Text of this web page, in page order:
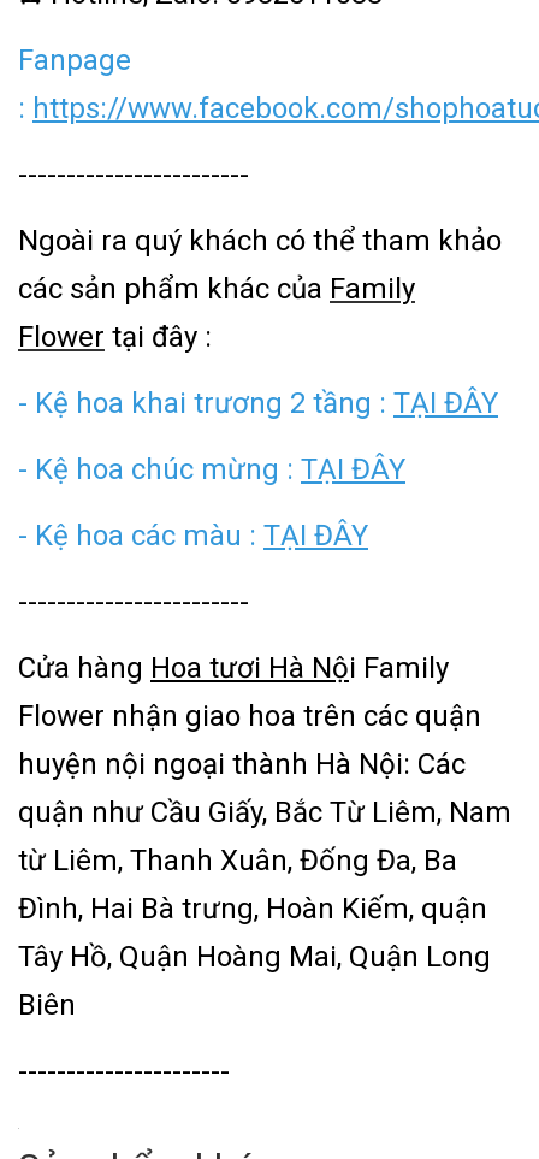
Fanpage
: https://www.facebook.com/
------------------------
Ngoài ra quý khách có thể tham khảo
các sản phẩm khác của Family
Flower tại đây :
- Kệ hoa khai trương 2 tầng : TẠI ĐÂY
- Kệ hoa chúc mừng : TẠI ĐÂY
- Kệ hoa các màu : TẠI ĐÂY
------------------------
Cửa hàng Hoa tươi Hà Nội Family
Flower nhận giao hoa trên các quận
huyện nội ngoại thành Hà Nội: Các
quận như Cầu Giấy, Bắc Từ Liêm, Nam
từ Liêm, Thanh Xuân, Đống Đa, Ba
Đình, Hai Bà trưng, Hoàn Kiếm, quận
Tây Hồ, Quận Hoàng Mai, Quận Long
Biên
----------------------